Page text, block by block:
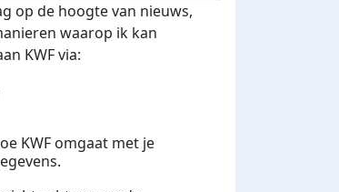
op de hoogte van nieuws,
waarop ik kan
KWF via:
KWF omgaat met je